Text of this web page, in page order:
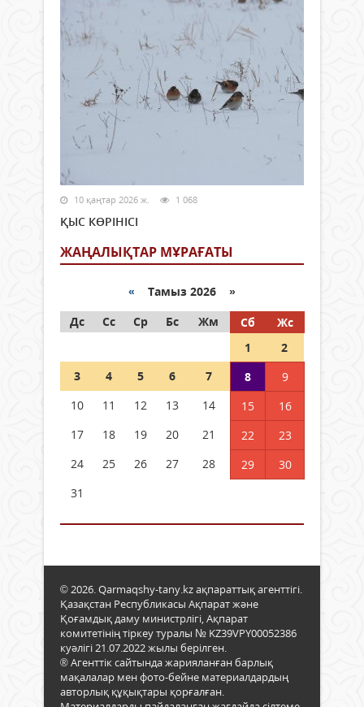
10 қаңтар 2026 ж. 1 068
ҚЫС КӨРІНІСІ
ЖАҢАЛЫҚТАР МҰРАҒАТЫ
« Тамыз 2026 »
Дс
Сс Ср Бс Жм Сб
Жс
1
2
3
4 5 6 7 8
9
10
11 12 13 14 15
16
17
18 19 20 21 22
23
24
25 26 27 28 29
30
31
© 2026. Qarmaqshy-tany.kz ақпараттық агенттігі.
Қазақстан Республикасы Ақпарат және
Қоғамдық даму министрлігі, Ақпарат
комитетінің тіркеу туралы № KZ39VPY00052386
куәлігі 21.07.2022 жылы берілген.
® Агенттік сайтында жарияланған барлық
мақалалар мен фото-бейне материалдардың
авторлық құқықтары қорғалған.